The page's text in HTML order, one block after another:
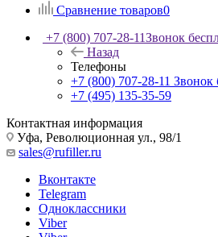
Сравнение товаров0
+7 (800) 707-28-11Звонок
Назад
Телефоны
+7 (800) 707-28-11 Звонок
+7 (495) 135-35-59
Контактная информация
Уфа, Революционная ул., 98/1
sales@rufiller.ru
Вконтакте
Telegram
Одноклассники
Viber